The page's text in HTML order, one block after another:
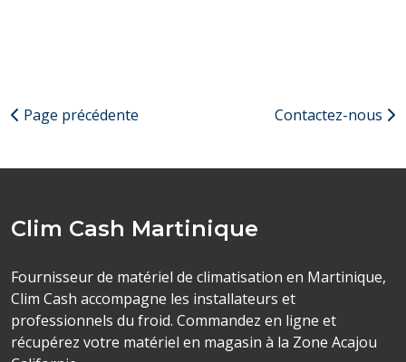
Page précédente Contactez-nous
Clim Cash Martinique
Fournisseur de matériel de climatisation en Martinique,
Clim Cash accompagne les installateurs et
professionnels du froid. Commandez en ligne et
récupérez votre matériel en magasin à la Zone Acajou